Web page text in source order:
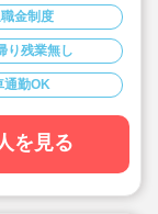
ん。
社時に3日支給
金制度
り残業無し
通勤OK
を見る